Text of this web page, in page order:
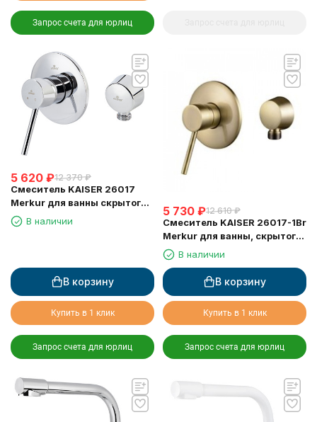
Запрос счета для юрлиц
5 620 ₽12 370 ₽
Смеситель KAISER 26017
Merkur для ванны скрытого
монтажа
В наличии
В корзину
Купить в 1 клик
Запрос счета для юрлиц
5 730 ₽12 610 ₽
Смеситель KAISER 26017-1Br
Merkur для ванны, скрытого
монтажа
В наличии
В корзину
Купить в 1 клик
Запрос счета для юрлиц